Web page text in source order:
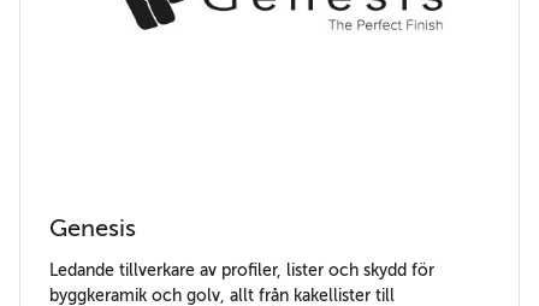
Genesis
Ledande tillverkare av profiler, lister och skydd för
byggkeramik och golv, allt från kakellister till